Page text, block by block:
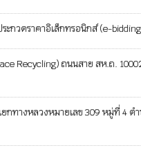
กวดราคาอิเล็กทรอนิกส์ (e-
Recycling) ถนนสาย สห.ถ.
งหลวงหมายเลข 309 หมู่ที่ 4